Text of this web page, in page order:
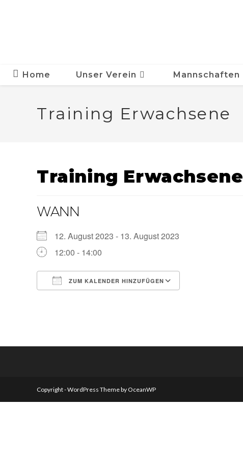
Home Unser Verein Mannschaften
Training Erwachsene
Training Erwachsene
WANN
12. August 2023 - 13. August 2023
12:00 - 14:00
ZUM KALENDER HINZUFÜGEN
Copyright - WordPress Theme by OceanWP